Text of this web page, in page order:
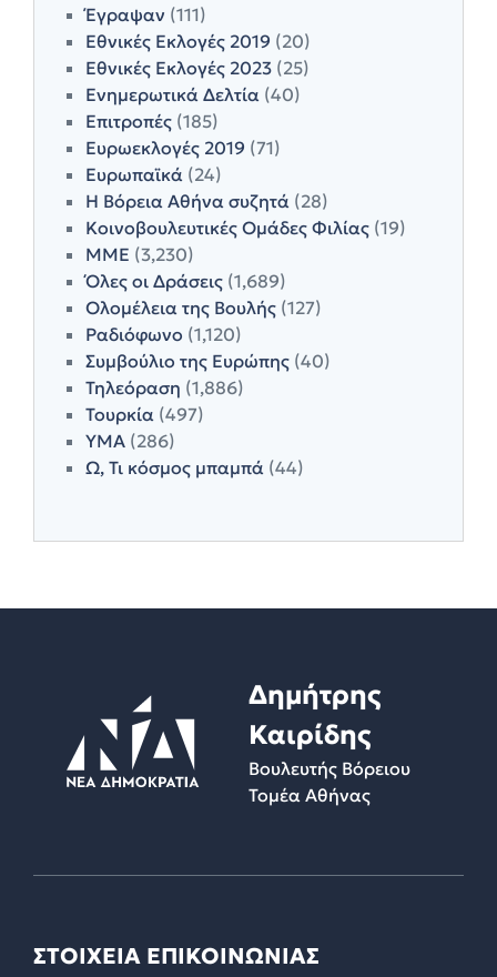
Έγραψαν (111)
Εθνικές Εκλογές 2019 (20)
Εθνικές Εκλογές 2023 (25)
Ενημερωτικά Δελτία (40)
Επιτροπές (185)
Ευρωεκλογές 2019 (71)
Ευρωπαϊκά (24)
Η Βόρεια Αθήνα συζητά (28)
Κοινοβουλευτικές Ομάδες Φιλίας (19)
ΜΜΕ (3,230)
Όλες οι Δράσεις (1,689)
Ολομέλεια της Βουλής (127)
Ραδιόφωνο (1,120)
Συμβούλιο της Ευρώπης (40)
Τηλεόραση (1,886)
Τουρκία (497)
ΥΜΑ (286)
Ω, Τι κόσμος μπαμπά (44)
Δημήτρης
Καιρίδης
Βουλευτής Βόρειου
Τομέα Αθήνας
ΣΤΟΙΧΕΙΑ ΕΠΙΚΟΙΝΩΝΙΑΣ